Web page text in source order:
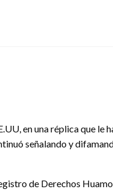
en una réplica que
señalando y
de Derechos